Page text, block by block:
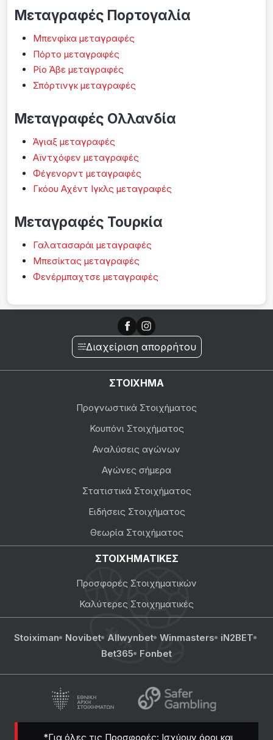
Μεταγραφές Πορτογαλία
Μπενφίκα μεταγραφές
Πόρτο μεταγραφές
Ρίο Άβε μεταγραφές
Σπόρτινγκ μεταγραφές
Μεταγραφές Ολλανδία
Άγιαξ μεταγραφές
Αϊντχόφεν μεταγραφές
Φέγενορντ μεταγραφές
Γκόου Αχέντ Ιγκλς μεταγραφές
Μεταγραφές Τουρκία
Γαλατασαράι μεταγραφές
Μπεσίκτας μεταγραφές
Φενέρμπαχτσε μεταγραφές
Διαχείριση απορρήτου
ΣΤΟΙΧΗΜΑ
Προγνωστικά Στοιχήματος
Κουπόνι Στοιχήματος
Αναλύσεις αγώνων
Αγώνες σήμερα
Στατιστικά Στοιχήματος
Ειδήσεις Στοιχήματος
Θεωρία Στοιχήματος
ΣΤΟΙΧΗΜΑΤΙΚΕΣ
Προσφορές Στοιχηματικών
Καλύτερες Στοιχηματικές
Stoiximan Novibet Allwynbet Winmasters
iN2BET
Bet365
Fonbet
*Για όλες τις Προσφορές: Ισχύουν όροι και